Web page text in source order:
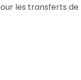
les transferts de